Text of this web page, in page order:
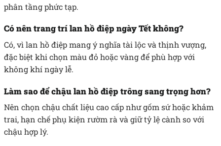
phân tầng phức tạp.
Có nên trang trí lan hồ điệp ngày Tết không?
Có, vì lan hồ điệp mang ý nghĩa tài lộc và thịnh vượng,
đặc biệt khi chọn màu đỏ hoặc vàng để phù hợp với
không khí ngày lễ.
Làm sao để chậu lan hồ điệp trông sang trọng hơn?
Nên chọn chậu chất liệu cao cấp như gốm sứ hoặc khảm
trai, hạn chế phụ kiện rườm rà và giữ tỷ lệ cành so với
chậu hợp lý.